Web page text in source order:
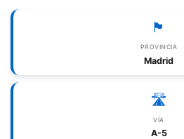
🏴
PROVINCIA
Madrid
🛣️
VÍA
A-5